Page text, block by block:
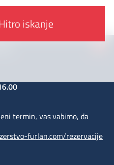
termin, vas vabimo, da
furlan.com/rezervacije
x